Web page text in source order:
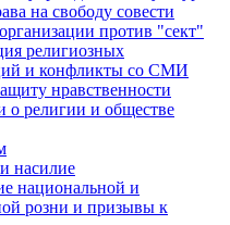
на свободу совести
против "сект"
религиозных
и конфликты со СМИ
нравственности
о религии и обществе
насилие
национальной и
розни и призывы к